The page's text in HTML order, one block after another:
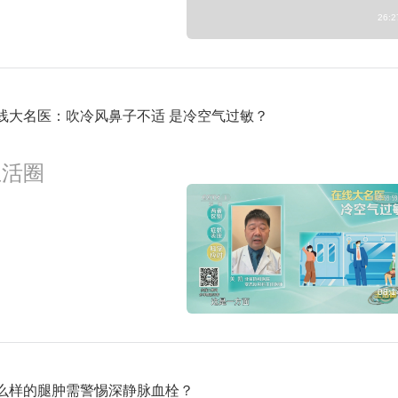
大名医：吹冷风鼻子不适 是冷空气过敏？
圈
样的腿肿需警惕深静脉血栓？